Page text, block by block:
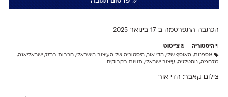
הכתבה התפרסמה ב־17 ב ינואר 2025
היסטוריה צ׳יטוט
אספנות, האוסף שלי, הדי אור, היסטוריה של העיצוב הישראלי, חרבות ברזל, ישראליאנה,
מלחמה, נוסטלגיה, עיצוב ישראלי, תוויות בקבוקים
צילום קאבר: הדי אור